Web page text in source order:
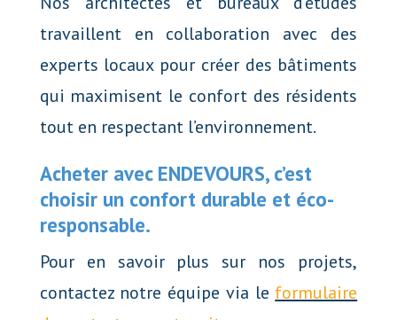
travaillent en collaboration avec des
experts locaux pour créer des bâtiments
qui maximisent le confort des résidents
tout en respectant l’environnement.
Acheter avec ENDEVOURS, c’est
choisir un confort durable et éco-
responsable.
Pour en savoir plus sur nos projets,
contactez notre équipe via le formulaire